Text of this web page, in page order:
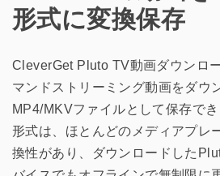
形式に変換保存
CleverGet Pluto TV動画ダウンロ
マンドストリーミング動画をダウ
MP4/MKVファイルとして保存で
形式は、ほとんどのメディアプレ
換性があり、ダウンロードした